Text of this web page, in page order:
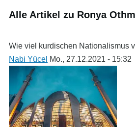
Alle Artikel zu Ronya
Wie viel kurdischen Nationalismus
Nabi Yücel Mo., 27.12.2021 - 15:32